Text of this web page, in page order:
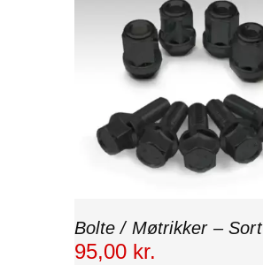
Bolte / Møtrikker – Sort
95,00 kr.